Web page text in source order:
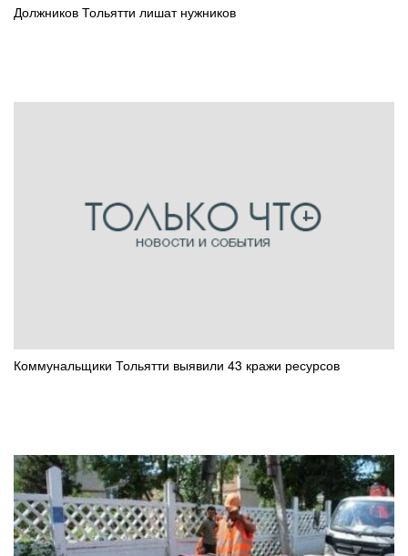
Должников Тольятти лишат нужников
Коммунальщики Тольятти выявили 43 кражи ресурсов